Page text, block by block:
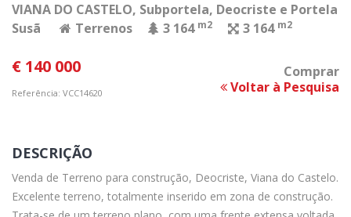
VIANA DO CASTELO, Subportela, Deocriste e Portela
Susã
Terrenos 3 164 m2 3 164 m2
€ 140 000 Comprar
Referência: VCC14620 Voltar à Pesquisa
DESCRIÇÃO
Venda de Terreno para construção, Deocriste, Viana do Castelo.
Excelente terreno, totalmente inserido em zona de construção.